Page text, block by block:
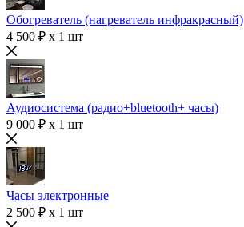
Обогреватель (нагреватель инфракрасный)
4 500 ₽ x 1 шт
Аудиосистема (радио+bluetooth+ часы)
9 000 ₽ x 1 шт
Часы электронные
2 500 ₽ x 1 шт